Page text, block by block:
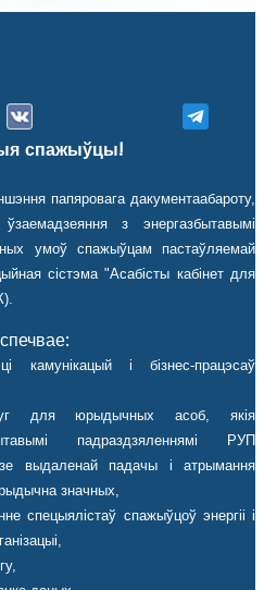
спажыўцы!
папяровага дакументаабароту,
з энергазбытавымі
умоў спажыўцам пастаўляемай
сістэма "Асабісты кабінет для
камунікацый і бізнес-працэсаў
для юрыдычных асоб, якія
падраздзяленнямі РУП
выдаленай падачы і атрымання
значных,
спецыялістаў спажыўцоў энергіі і